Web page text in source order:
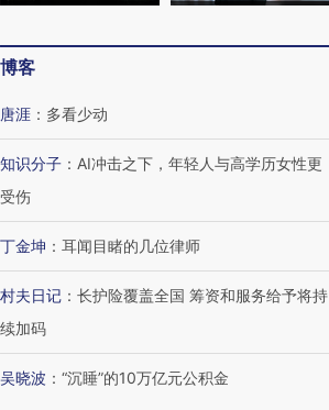
员跨国走私7万
视线｜被称为“蟑螂”的印
博客
唐涯 ： 多看少动
知识分子 ： AI冲击之下，年轻人与高学历女性更
受伤
丁金坤 ： 耳闻目睹的几位律师
村夫日记 ： 长护险覆盖全国 筹资和服务给予将持
续加码
吴晓波 ： “沉睡”的10万亿元公积金